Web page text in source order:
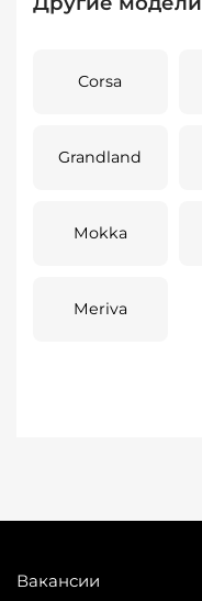
Corsa
Grandland
Mokka
Meriva
Вакансии